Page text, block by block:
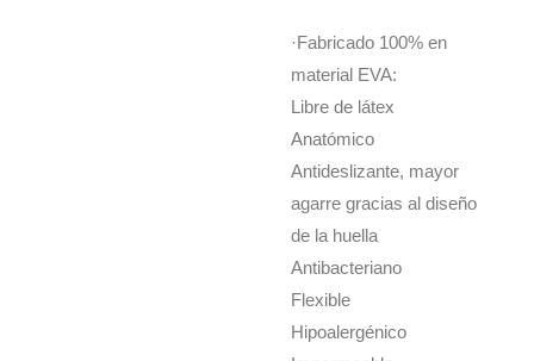
·Fabricado 100% en
material EVA:
Libre de látex
Anatómico
Antideslizante, mayor
agarre gracias al diseño
de la huella
Antibacteriano
Flexible
Hipoalergénico